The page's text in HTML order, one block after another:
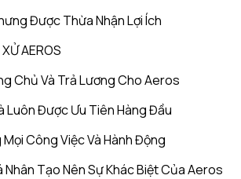
Được Thừa Nhận Lợi Ích
AEROS
Chủ Và Trả Lương Cho Aeros
Luôn Được Ưu Tiên Hàng Đầu
Công Việc Và Hành Động
Nhân Tạo Nên Sự Khác Biệt Của Aeros